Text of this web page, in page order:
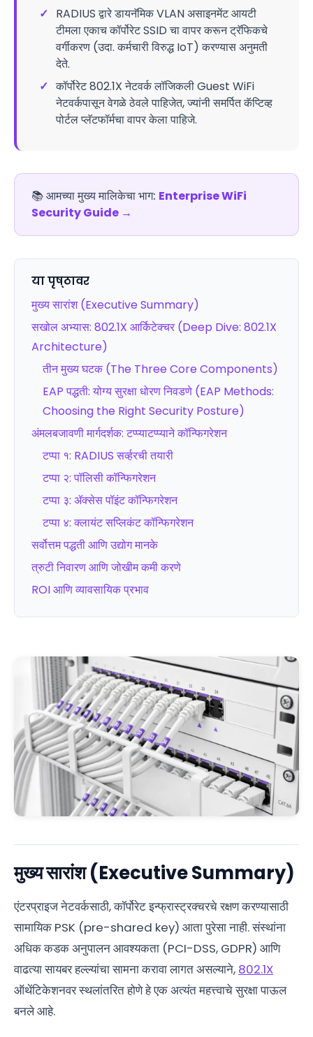
✓ RADIUS द्वारे डायनॅमिक VLAN असाइनमेंट आयटी
टीमला एकाच कॉर्पोरेट SSID चा वापर करून ट्रॅफिकचे
वर्गीकरण (उदा. कर्मचारी विरुद्ध IoT) करण्यास अनुमती
देते.
✓ कॉर्पोरेट 802.1X नेटवर्क लॉजिकली Guest WiFi
नेटवर्कपासून वेगळे ठेवले पाहिजेत, ज्यांनी समर्पित कॅप्टिव्ह
पोर्टल प्लॅटफॉर्मचा वापर केला पाहिजे.
📚आमच्या मुख्य मालिकेचा भाग: Enterprise WiFi
Security Guide →
या पृष्ठावर
मुख्य सारांश (Executive Summary)
सखोल अभ्यास: 802.1X आर्किटेक्चर (Deep Dive: 802.1X
Architecture)
तीन मुख्य घटक (The Three Core Components)
EAP पद्धती: योग्य सुरक्षा धोरण निवडणे (EAP Methods:
Choosing the Right Security Posture)
अंमलबजावणी मार्गदर्शक: टप्प्याटप्प्याने कॉन्फिगरेशन
टप्पा १: RADIUS सर्व्हरची तयारी
टप्पा २: पॉलिसी कॉन्फिगरेशन
टप्पा ३: ॲक्सेस पॉइंट कॉन्फिगरेशन
टप्पा ४: क्लायंट सप्लिकंट कॉन्फिगरेशन
सर्वोत्तम पद्धती आणि उद्योग मानके
त्रुटी निवारण आणि जोखीम कमी करणे
ROI आणि व्यावसायिक प्रभाव
मुख्य सारांश (Executive Summary)
एंटरप्राइज नेटवर्कसाठी, कॉर्पोरेट इन्फ्रास्ट्रक्चरचे रक्षण करण्यासाठी
सामायिक PSK (pre-shared key) आता पुरेसा नाही. संस्थांना
अधिक कडक अनुपालन आवश्यकता (PCI-DSS, GDPR) आणि
वाढत्या सायबर हल्ल्यांचा सामना करावा लागत असल्याने, 802.1X
ऑथेंटिकेशनवर स्थलांतरित होणे हे एक अत्यंत महत्त्वाचे सुरक्षा पाऊल
बनले आहे.